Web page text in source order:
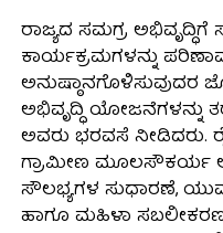
ರಾಜ್ಯದ ಸಮಗ್ರ ಅಭಿವೃದ್ಧಿಗೆ
ಕಾರ್ಯಕ್ರಮಗಳನ್ನು
ಅನುಷ್ಠಾನಗೊಳಿಸುವುದರ
ಅಭಿವೃದ್ಧಿ ಯೋಜನೆಗಳನ್ನು
ಅವರು ಭರವಸೆ ನೀಡಿದರು.
ಗ್ರಾಮೀಣ ಮೂಲಸೌಕರ್ಯ
ಸೌಲಭ್ಯಗಳ ಸುಧಾರಣೆ,
ಹಾಗೂ ಮಹಿಳಾ